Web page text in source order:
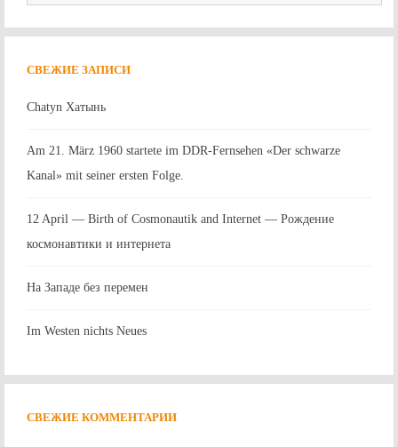
СВЕЖИЕ ЗАПИСИ
Chatyn Хатынь
Am 21. März 1960 startete im DDR-Fernsehen «Der schwarze
Kanal» mit seiner ersten Folge.
12 April — Birth of Cosmonautik and Internet — Рождение
космонавтики и интернета
На Западе без перемен
Im Westen nichts Neues
СВЕЖИЕ КОММЕНТАРИИ